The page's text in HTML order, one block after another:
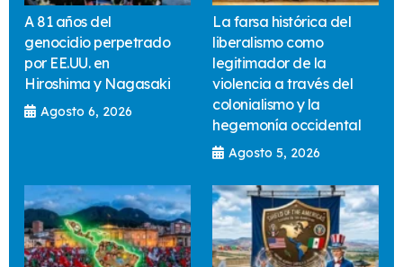
A 81 años del
genocidio perpetrado
por EE.UU. en
Hiroshima y Nagasaki
Agosto 6, 2026
La farsa histórica del
liberalismo como
legitimador de la
violencia a través del
colonialismo y la
hegemonía occidental
Agosto 5, 2026